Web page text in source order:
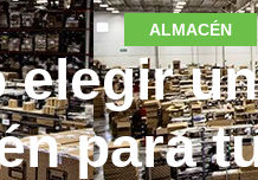
ALMACÉN
elegir
para